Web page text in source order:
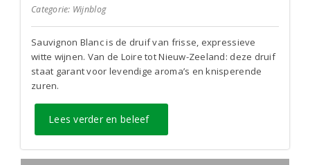
Categorie: Wijnblog
Sauvignon Blanc is de druif van frisse, expressieve
witte wijnen. Van de Loire tot Nieuw-Zeeland: deze druif
staat garant voor levendige aroma’s en knisperende
zuren.
Lees verder en beleef